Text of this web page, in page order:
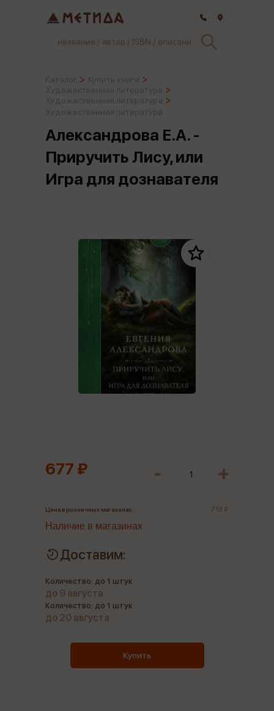
Александрова Е.А. -
Приручить Лису, или
Игра для дознавателя
677 ₽
Цена в розничных магазинах: 713 ₽
Наличие в магазинах
Доставим:
Количество: до 1 штук
до 9 августа
Количество: до 1 штук
до 20 августа
Купить